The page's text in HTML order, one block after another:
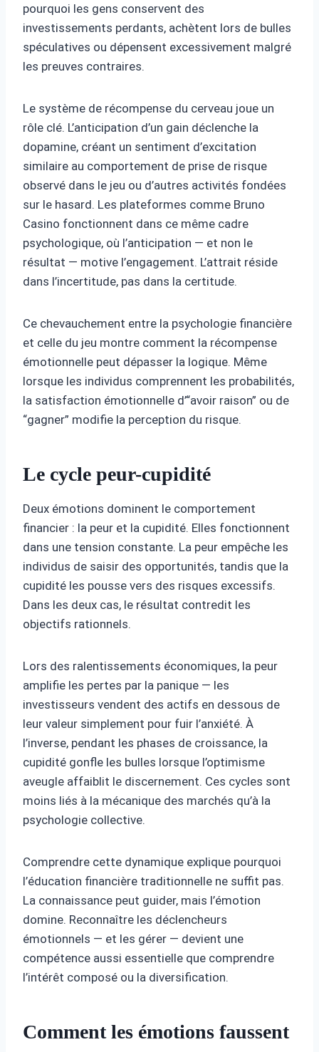
pourquoi les gens conservent des
investissements perdants, achètent lors de bulles
spéculatives ou dépensent excessivement malgré
les preuves contraires.
Le système de récompense du cerveau joue un
rôle clé. L’anticipation d’un gain déclenche la
dopamine, créant un sentiment d’excitation
similaire au comportement de prise de risque
observé dans le jeu ou d’autres activités fondées
sur le hasard. Les plateformes comme Bruno
Casino fonctionnent dans ce même cadre
psychologique, où l’anticipation — et non le
résultat — motive l’engagement. L’attrait réside
dans l’incertitude, pas dans la certitude.
Ce chevauchement entre la psychologie financière
et celle du jeu montre comment la récompense
émotionnelle peut dépasser la logique. Même
lorsque les individus comprennent les probabilités,
la satisfaction émotionnelle d’“avoir raison” ou de
“gagner” modifie la perception du risque.
Le cycle peur-cupidité
Deux émotions dominent le comportement
financier : la peur et la cupidité. Elles fonctionnent
dans une tension constante. La peur empêche les
individus de saisir des opportunités, tandis que la
cupidité les pousse vers des risques excessifs.
Dans les deux cas, le résultat contredit les
objectifs rationnels.
Lors des ralentissements économiques, la peur
amplifie les pertes par la panique — les
investisseurs vendent des actifs en dessous de
leur valeur simplement pour fuir l’anxiété. À
l’inverse, pendant les phases de croissance, la
cupidité gonfle les bulles lorsque l’optimisme
aveugle affaiblit le discernement. Ces cycles sont
moins liés à la mécanique des marchés qu’à la
psychologie collective.
Comprendre cette dynamique explique pourquoi
l’éducation financière traditionnelle ne suffit pas.
La connaissance peut guider, mais l’émotion
domine. Reconnaître les déclencheurs
émotionnels — et les gérer — devient une
compétence aussi essentielle que comprendre
l’intérêt composé ou la diversification.
Comment les émotions faussent